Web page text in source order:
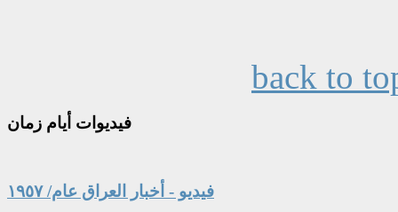
back to
فيديوات أيام زمان
فيديو - أخبار العراق عام/ ١٩٥٧